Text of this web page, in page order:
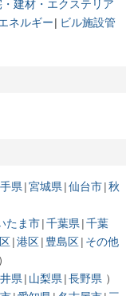
建材・エクステリア
ネルギー
ビル施設管
県 宮城県 仙台市 秋
たま市 千葉県 千葉
港区 豊島区 その他
県 山梨県 長野県